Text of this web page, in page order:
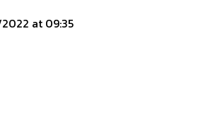
2022 at 09:35